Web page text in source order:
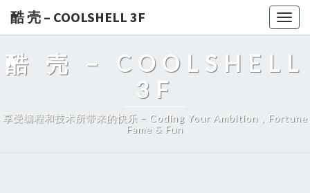
酷 壳 – COOLSHELL 3F
酷 壳 – COOLSHELL
3F
享受编程和技术所带来的快乐 – Coding Your Ambition，Fortune
Fame & Fun